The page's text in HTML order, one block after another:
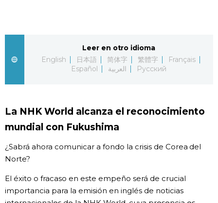
Noticias
Datos de Japón
Fragmentos de Japón
official SNS
Leer en otro idioma
English
日本語 简体字 繁體字
Français
Español
العربية Русский
La NHK World alcanza el reconocimiento
mundial con Fukushima
¿Sabrá ahora comunicar a fondo la crisis de Corea del
Norte?
El éxito o fracaso en este empeño será de crucial
importancia para la emisión en inglés de noticias